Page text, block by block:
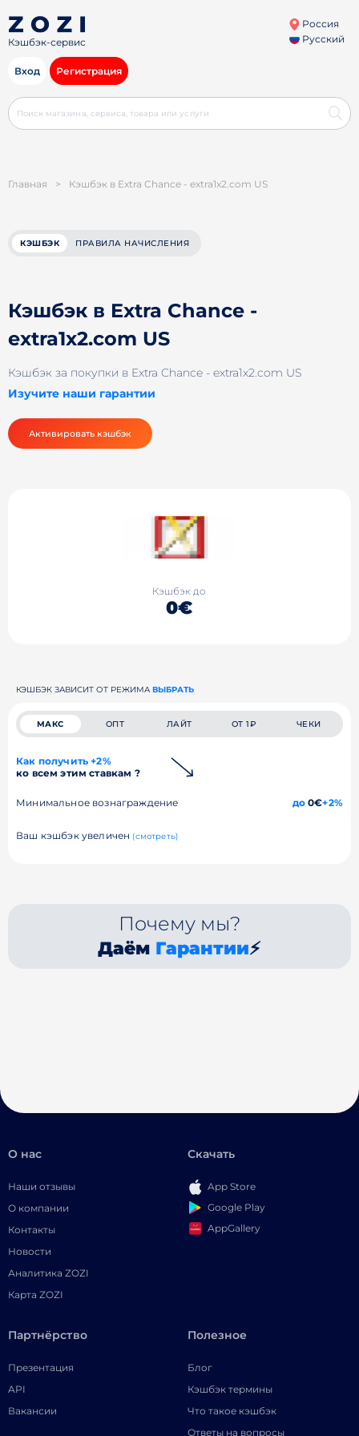
Кэшбэк-сервис
Россия
Русский
Вход Регистрация
Главная > Кэшбэк в Extra Chance - extra1x2.com US
КЭШБЭК ПРАВИЛА НАЧИСЛЕНИЯ
Кэшбэк в Extra Chance -
extra1x2.com US
Кэшбэк за покупки в Extra Chance - extra1x2.com US
Изучите наши гарантии
Активировать кэшбэк
Кэшбэк до
0€
КЭШБЭК ЗАВИСИТ ОТ РЕЖИМА ВЫБРАТЬ
МАКС ОПТ ЛАЙТ ОТ 1₽ ЧЕКИ
Как получить +2%
ко всем этим ставкам ?
Минимальное вознаграждение до0€+2%
Ваш кэшбэк увеличен (смотреть)
Почему мы?
Даём Гарантии⚡
О нас
Наши отзывы
О компании
Контакты
Новости
Аналитика ZOZI
Карта ZOZI
Скачать
App Store
Google Play
AppGallery
Партнёрство
Презентация
API
Вакансии
Полезное
Блог
Кэшбэк термины
Что такое кэшбэк
Ответы на вопросы